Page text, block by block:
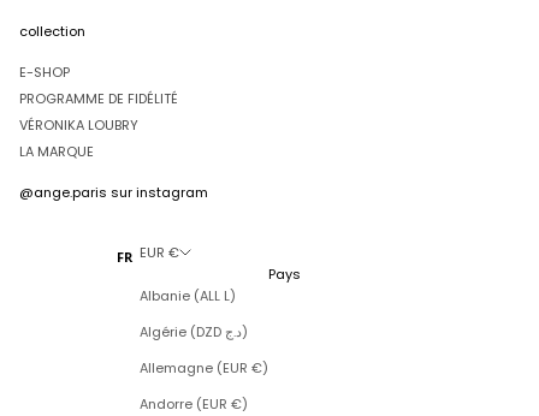
collection
E-SHOP
PROGRAMME DE FIDÉLITÉ
VÉRONIKA LOUBRY
LA MARQUE
@ange.paris sur instagram
FR EUR €
Pays
Albanie (ALL L)
Algérie (DZD د.ج)
Allemagne (EUR €)
Andorre (EUR €)